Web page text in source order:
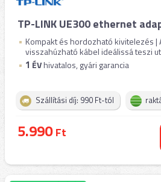
TP-LINK UE300 ethernet
Kompakt és hordozható kivitelezés |
visszahúzható kábel ideálissá teszi
1 ÉVhivatalos, gyári garancia
Szállítási díj: 990 Ft-tól
5.990Ft